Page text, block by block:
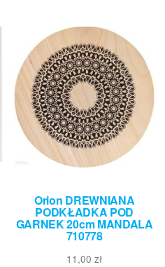
Orion DREWNIANA
PODKŁADKA POD
GARNEK 20cm MANDALA
710778
11,00zł